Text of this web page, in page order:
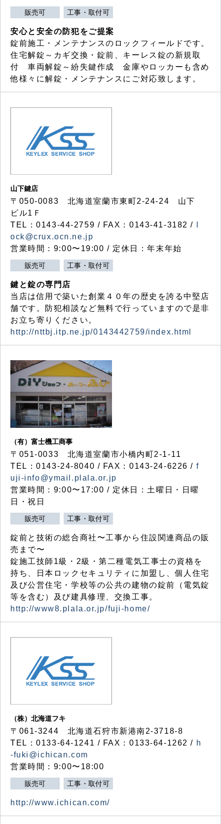
販売可 工事・取付可
安心と安全の防犯をご提案
錠前施工・メンテナンスのロックフィールドです。
住宅解錠～カギ交換・錠前、キーレス錠の新規取
付 車両解錠～紛失鍵作成 金庫やロッカーも含め
他様々に解錠・メンテナンスにご対応致します。
山下鍵店
〒050-0083 北海道室蘭市東町2-24-24 山下
ビル1Ｆ
TEL：0143-44-2759 / FAX：0143-41-3182 /
ock@crux.ocn.ne.jp
営業時間：9:00〜19:00 / 定休日：年末年始
販売可 工事・取付可
鍵と錠の専門店
当店は信用で築いた創業４０年の歴史を誇る中堅店
舗です。防犯相談など無料で行っていますので是非
お立ち寄りください。
http://nttbj.itp.ne.jp/0143442759/index.html
（有）富士機工商事
〒051-0033 北海道室蘭市小橋内町2-1-11
TEL：0143-24-8040 / FAX：0143-24-6226 / f
uji-info@ymail.plala.or.jp
営業時間：9:00〜17:00 / 定休日：土曜日・日曜
日・祝日
販売可 工事・取付可
錠前と技術の総合商社〜工事から住設関連商品の販
売まで〜
錠施工技師1級・2級・第二種電気工事士の資格を
持ち、日本ロックセキュリティに加盟し、個人住宅
及び公営住宅・学校等の公共の建物の錠前（電気錠
等を含む）及び建具修理、交換工事。
http://www8.plala.or.jp/fuji-home/
（株）北海道フキ
〒061-3244 北海道石狩市新港南2-3718-8
TEL：0133-64-1241 / FAX：0133-64-1262 / h
-fuki@ichican.com
営業時間：9:00〜18:00
販売可 工事・取付可
http://www.ichican.com/